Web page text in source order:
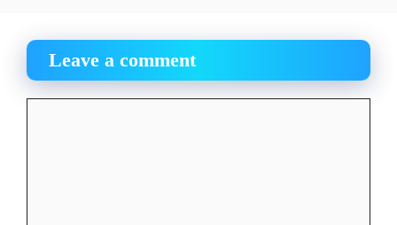
Leave a comment